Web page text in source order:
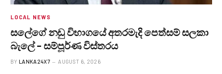
LOCAL NEWS
සලේගේ නඩු විභාගයේ අතරමැදි පෙත්සම් සලකා
බැලේ – සම්පූර්ණ විස්තරය
BY LANKA24X7 AUGUST 6, 2026